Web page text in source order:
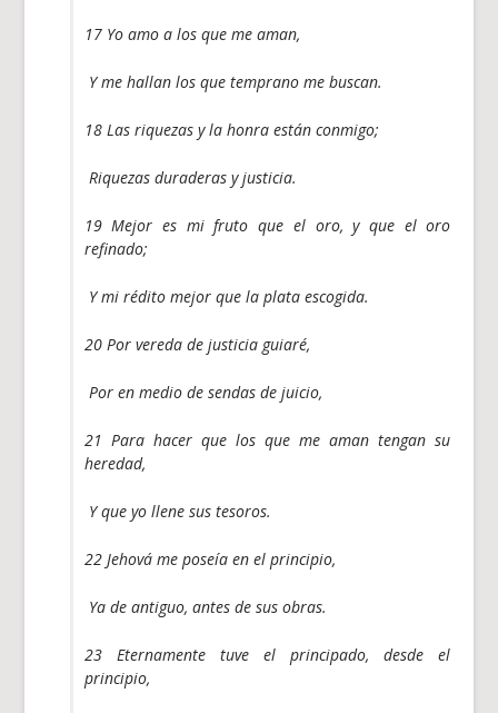
17 Yo amo a los que me aman,
Y me hallan los que temprano me buscan.
18 Las riquezas y la honra están conmigo;
Riquezas duraderas y justicia.
19 Mejor es mi fruto que el oro, y que el oro
refinado;
Y mi rédito mejor que la plata escogida.
20 Por vereda de justicia guiaré,
Por en medio de sendas de juicio,
21 Para hacer que los que me aman tengan su
heredad,
Y que yo llene sus tesoros.
22 Jehová me poseía en el principio,
Ya de antiguo, antes de sus obras.
23 Eternamente tuve el principado, desde el
principio,